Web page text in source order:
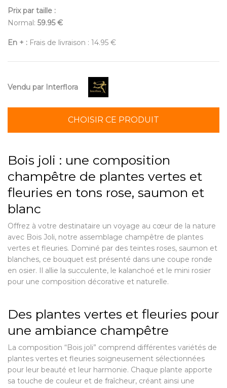
Prix par taille :
Normal: 59.95 €
En + : Frais de livraison : 14.95 €
Vendu par Interflora
CHOISIR CE PRODUIT
Bois joli : une composition
champêtre de plantes vertes et
fleuries en tons rose, saumon et
blanc
Offrez à votre destinataire un voyage au cœur de la nature
avec Bois Joli, notre assemblage champêtre de plantes
vertes et fleuries. Dominé par des teintes roses, saumon et
blanches, ce bouquet est présenté dans une coupe ronde
en osier. Il allie la succulente, le kalanchoé et le mini rosier
pour une composition décorative et naturelle.
Des plantes vertes et fleuries pour
une ambiance champêtre
La composition “Bois joli” comprend différentes variétés de
plantes vertes et fleuries soigneusement sélectionnées
pour leur beauté et leur harmonie. Chaque plante apporte
sa touche de couleur et de fraîcheur, créant ainsi une